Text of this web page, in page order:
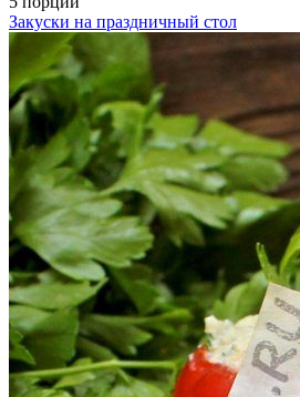
Закуски на праздничный стол